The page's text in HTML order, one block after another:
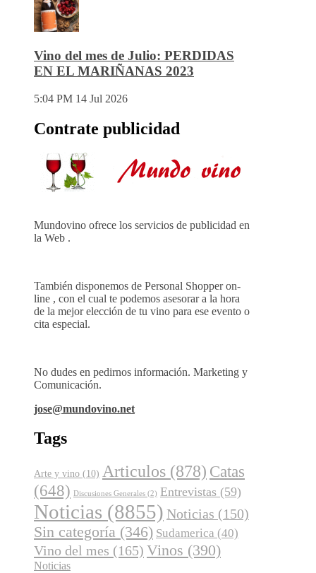
Vino del mes de Julio: PERDIDAS
EN EL MARIÑANAS 2023
5:04 PM 14 Jul 2026
Contrate publicidad
Mundovino ofrece los servicios de publicidad en
la Web .
También disponemos de Personal Shopper on-
line , con el cual te podemos asesorar a la hora
de la mejor elección de tu vino para ese evento o
cita especial.
No dudes en pedirnos información. Marketing y
Comunicación.
jose@mundovino.net
Tags
Arte y vino (10) Articulos (878) Catas
(648) Discusiones Generales (2) Entrevistas (59)
Noticias (8855) Noticias (150)
Sin categoría (346) Sudamerica (40)
Vino del mes (165) Vinos (390)
Noticias